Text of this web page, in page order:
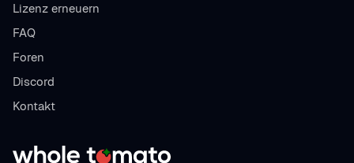
Lizenz erneuern
FAQ
Foren
Discord
Kontakt